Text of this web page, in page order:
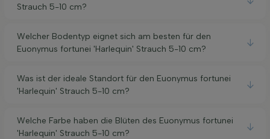
Strauch 5-10 cm?
Welcher Bodentyp eignet sich am besten für den
Euonymus fortunei 'Harlequin' Strauch 5-10 cm?
Was ist der ideale Standort für den Euonymus fortunei
'Harlequin' Strauch 5-10 cm?
Welche Farbe haben die Blüten des Euonymus fortunei
'Harlequin' Strauch 5-10 cm?